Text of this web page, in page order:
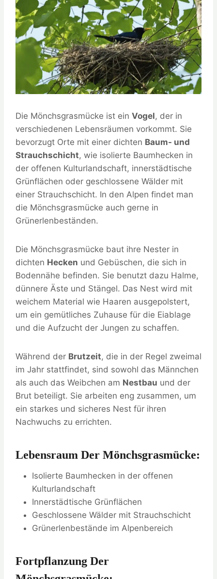
Die Mönchsgrasmücke ist ein Vogel, der in
verschiedenen Lebensräumen vorkommt. Sie
bevorzugt Orte mit einer dichten Baum- und
Strauchschicht, wie isolierte Baumhecken in
der offenen Kulturlandschaft, innerstädtische
Grünflächen oder geschlossene Wälder mit
einer Strauchschicht. In den Alpen findet man
die Mönchsgrasmücke auch gerne in
Grünerlenbeständen.
Die Mönchsgrasmücke baut ihre Nester in
dichten Hecken und Gebüschen, die sich in
Bodennähe befinden. Sie benutzt dazu Halme,
dünnere Äste und Stängel. Das Nest wird mit
weichem Material wie Haaren ausgepolstert,
um ein gemütliches Zuhause für die Eiablage
und die Aufzucht der Jungen zu schaffen.
Während der Brutzeit, die in der Regel zweimal
im Jahr stattfindet, sind sowohl das Männchen
als auch das Weibchen am Nestbau und der
Brut beteiligt. Sie arbeiten eng zusammen, um
ein starkes und sicheres Nest für ihren
Nachwuchs zu errichten.
Lebensraum Der Mönchsgrasmücke:
Isolierte Baumhecken in der offenen
Kulturlandschaft
Innerstädtische Grünflächen
Geschlossene Wälder mit Strauchschicht
Grünerlenbestände im Alpenbereich
Fortpflanzung Der